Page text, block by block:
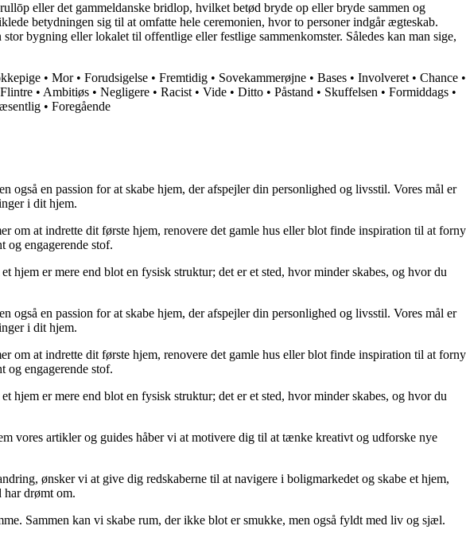
eller det gammeldanske bridlop, hvilket betød bryde op eller bryde sammen og
betydningen sig til at omfatte hele ceremonien, hvor to personer indgår ægteskab.
bygning eller lokalet til offentlige eller festlige sammenkomster. Således kan man sige,
• Mor• Forudsigelse • Fremtidig • Sovekammerøjne • Bases • Involveret • Chance •
Flintre • Ambitiøs • Negligere • Racist • Vide • Ditto • Påstand • Skuffelsen • Formiddags •
• Foregående
en passion for at skabe hjem, der afspejler din personlighed og livsstil. Vores mål er
i dit hjem.
om at indrette dit første hjem, renovere det gamle hus eller blot finde inspiration til at forny
og engagerende stof.
hjem er mere end blot en fysisk struktur; det er et sted, hvor minder skabes, og hvor du
en passion for at skabe hjem, der afspejler din personlighed og livsstil. Vores mål er
i dit hjem.
om at indrette dit første hjem, renovere det gamle hus eller blot finde inspiration til at forny
og engagerende stof.
hjem er mere end blot en fysisk struktur; det er et sted, hvor minder skabes, og hvor du
vores artikler og guides håber vi at motivere dig til at tænke kreativt og udforske nye
ønsker vi at give dig redskaberne til at navigere i boligmarkedet og skabe et hjem,
har drømt om.
Sammen kan vi skabe rum, der ikke blot er smukke, men også fyldt med liv og sjæl.